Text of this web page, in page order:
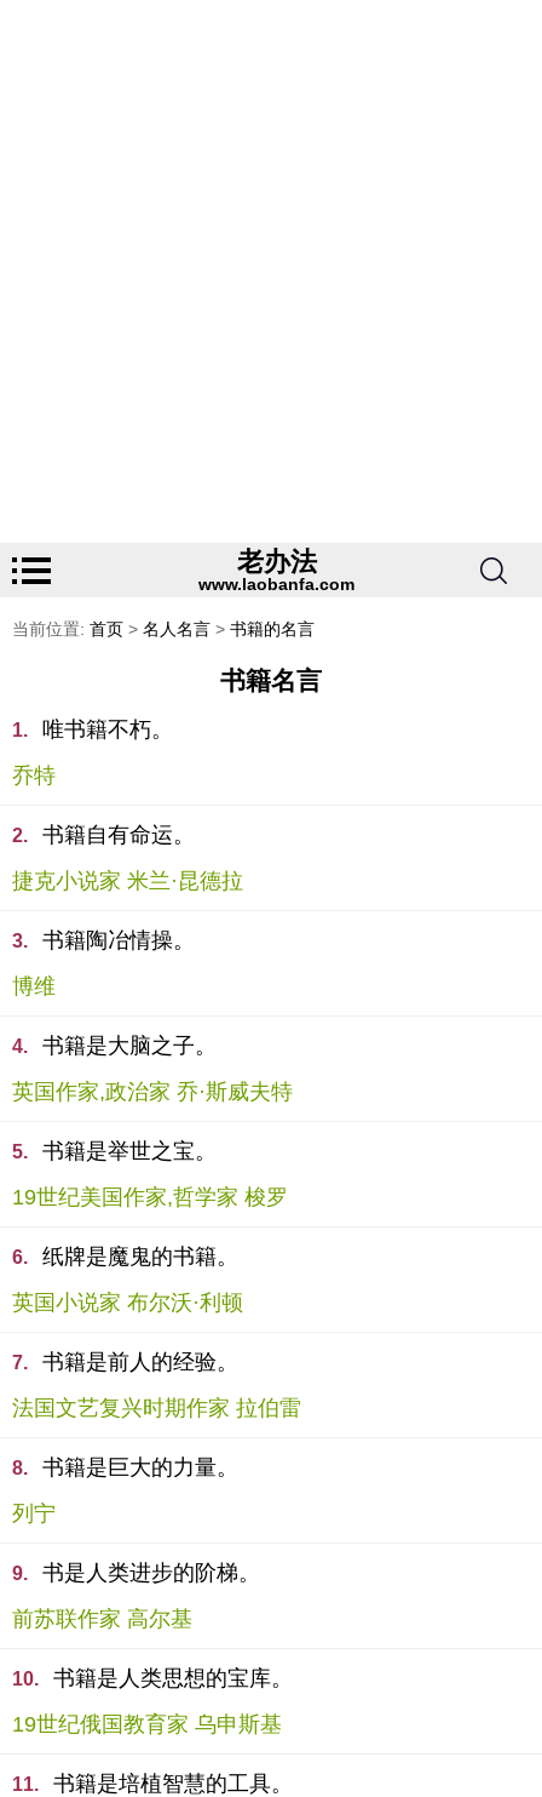
老办法
www.laobanfa.com
当前位置: 首页 > 名人名言 > 书籍的名言
书籍名言
1.
唯书籍不朽。
乔特
2.
书籍自有命运。
捷克小说家 米兰·昆德拉
3.
书籍陶冶情操。
博维
4.
书籍是大脑之子。
英国作家,政治家 乔·斯威夫特
5.
书籍是举世之宝。
19世纪美国作家,哲学家 梭罗
6.
纸牌是魔鬼的书籍。
英国小说家 布尔沃·利顿
7.
书籍是前人的经验。
法国文艺复兴时期作家 拉伯雷
8.
书籍是巨大的力量。
列宁
9.
书是人类进步的阶梯。
前苏联作家 高尔基
10.
书籍是人类思想的宝库。
19世纪俄国教育家 乌申斯基
11.
书籍是培植智慧的工具。